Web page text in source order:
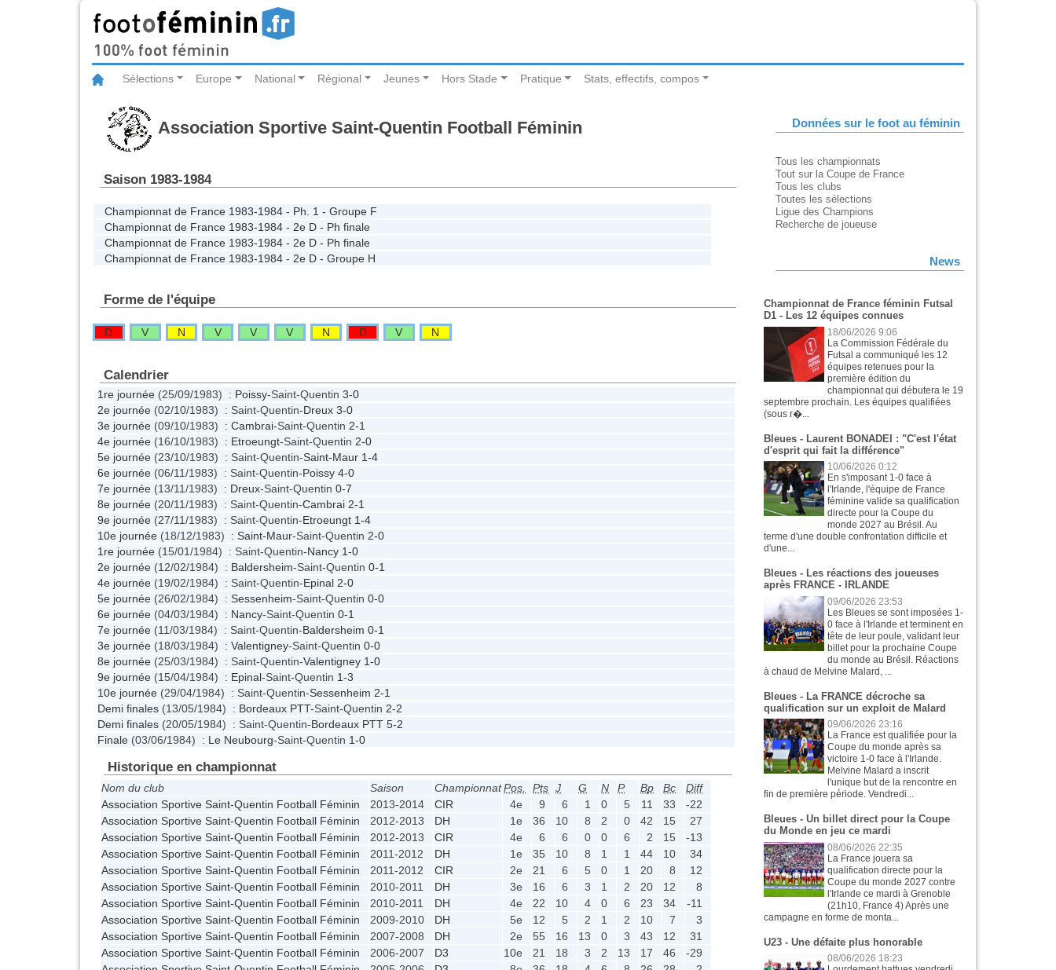
Sélections Europe National Régional Jeunes Hors Stade Pratique Stats, effectifs, compos
Association Sportive Saint-Quentin Football Féminin
Saison 1983-1984
Championnat de France 1983-1984 - Ph. 1 - Groupe F
Championnat de France 1983-1984 - 2e D - Ph finale
Championnat de France 1983-1984 - 2e D - Ph finale
Championnat de France 1983-1984 - 2e D - Groupe H
Forme de l'équipe
D V N V V V N D V N
Calendrier
1re journée (25/09/1983) : Poissy-Saint-Quentin 3-0
2e journée (02/10/1983) : Saint-Quentin-Dreux 3-0
3e journée (09/10/1983) : Cambrai-Saint-Quentin 2-1
4e journée (16/10/1983) : Etroeungt-Saint-Quentin 2-0
5e journée (23/10/1983) : Saint-Quentin-Saint-Maur 1-4
6e journée (06/11/1983) : Saint-Quentin-Poissy 4-0
7e journée (13/11/1983) : Dreux-Saint-Quentin 0-7
8e journée (20/11/1983) : Saint-Quentin-Cambrai 2-1
9e journée (27/11/1983) : Saint-Quentin-Etroeungt 1-4
10e journée (18/12/1983) : Saint-Maur-Saint-Quentin 2-0
1re journée (15/01/1984) : Saint-Quentin-Nancy 1-0
2e journée (12/02/1984) : Baldersheim-Saint-Quentin 0-1
4e journée (19/02/1984) : Saint-Quentin-Epinal 2-0
5e journée (26/02/1984) : Sessenheim-Saint-Quentin 0-0
6e journée (04/03/1984) : Nancy-Saint-Quentin 0-1
7e journée (11/03/1984) : Saint-Quentin-Baldersheim 0-1
3e journée (18/03/1984) : Valentigney-Saint-Quentin 0-0
8e journée (25/03/1984) : Saint-Quentin-Valentigney 1-0
9e journée (15/04/1984) : Epinal-Saint-Quentin 1-3
10e journée (29/04/1984) : Saint-Quentin-Sessenheim 2-1
Demi finales (13/05/1984) : Bordeaux PTT-Saint-Quentin 2-2
Demi finales (20/05/1984) : Saint-Quentin-Bordeaux PTT 5-2
Finale (03/06/1984) : Le Neubourg-Saint-Quentin 1-0
Historique en championnat
Nom du club Saison ChampionnatPos. Pts J G N P Bp Bc
Diff
Association Sportive Saint-Quentin Football Féminin
2013-2014 CIR 4e 9 6 1 0 5 11 33
-22
Association Sportive Saint-Quentin Football Féminin
2012-2013 DH 1e 36 10 8 2 0 42 15
27
Association Sportive Saint-Quentin Football Féminin
2012-2013 CIR 4e 6 6 0 0 6 2 15
-13
Association Sportive Saint-Quentin Football Féminin
2011-2012 DH 1e 35 10 8 1 1 44 10
34
Association Sportive Saint-Quentin Football Féminin
2011-2012 CIR 2e 21 6 5 0 1 20 8
12
Association Sportive Saint-Quentin Football Féminin
2010-2011 DH 3e 16 6 3 1 2 20 12
8
Association Sportive Saint-Quentin Football Féminin
2010-2011 DH 4e 22 10 4 0 6 23 34
-11
Association Sportive Saint-Quentin Football Féminin
2009-2010 DH 5e 12 5 2 1 2 10 7
3
Association Sportive Saint-Quentin Football Féminin
2007-2008 DH 2e 55 16 13 0 3 43 12
31
Association Sportive Saint-Quentin Football Féminin
2006-2007 D3 10e 21 18 3 2 13 17 46
-29
Données sur le foot au féminin
Tous les championnats
Tout sur la Coupe de France
Tous les clubs
Toutes les sélections
Ligue des Champions
Recherche de joueuse
News
Championnat de France féminin Futsal
D1 - Les 12 équipes connues
18/06/2026 9:06
La Commission Fédérale du
Futsal a communiqué les 12
équipes retenues pour la
première édition du
championnat qui débutera le 19
septembre prochain. Les équipes qualifiées
(sous r�...
Bleues - Laurent BONADEI : "C'est l'état
d'esprit qui fait la différence"
10/06/2026 0:12
En s'imposant 1-0 face à
l'Irlande, l'équipe de France
féminine valide sa qualification
directe pour la Coupe du
monde 2027 au Brésil. Au
terme d'une double confrontation difficile et
d'une...
Bleues - Les réactions des joueuses
après FRANCE - IRLANDE
09/06/2026 23:53
Les Bleues se sont imposées 1-
0 face à l'Irlande et terminent en
tête de leur poule, validant leur
billet pour la prochaine Coupe
du monde au Brésil. Réactions
à chaud de Melvine Malard, ...
Bleues - La FRANCE décroche sa
qualification sur un exploit de Malard
09/06/2026 23:16
La France est qualifiée pour la
Coupe du monde après sa
victoire 1-0 face à l'Irlande.
Melvine Malard a inscrit
l'unique but de la rencontre en
fin de première période. Vendredi...
Bleues - Un billet direct pour la Coupe
du Monde en jeu ce mardi
08/06/2026 22:35
La France jouera sa
qualification directe pour la
Coupe du monde 2027 contre
l'Irlande ce mardi à Grenoble
(21h10, France 4) Après une
campagne en forme de monta...
U23 - Une défaite plus honorable
08/06/2026 18:23